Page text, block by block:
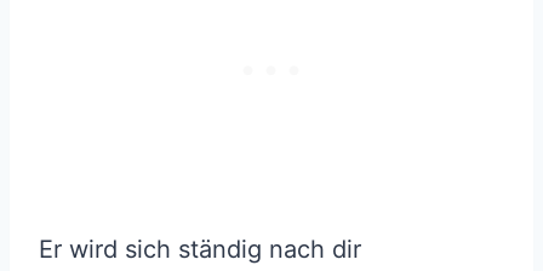
Er wird sich ständig nach dir